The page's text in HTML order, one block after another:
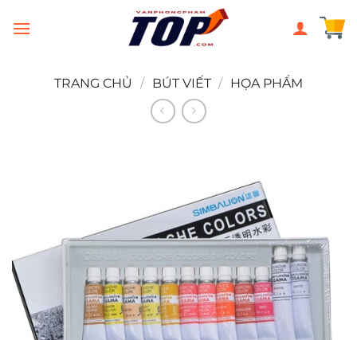
đến
TRANG CHỦ
/ BÚT VIẾT / HỌA PHẨM